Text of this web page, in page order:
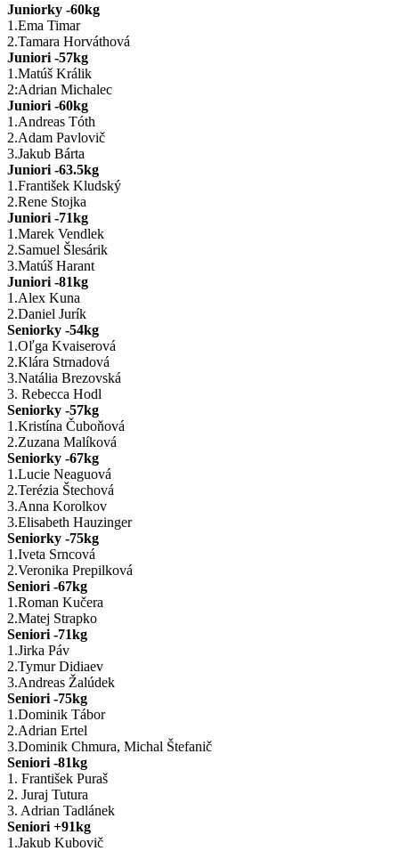
Juniorky -60kg
1.Ema Timar
2.Tamara Horváthová
Juniori -57kg
1.Matúš Králik
2:Adrian Michalec
Juniori -60kg
1.Andreas Tóth
2.Adam Pavlovič
3.Jakub Bárta
Juniori -63.5kg
1.František Kludský
2.Rene Stojka
Juniori -71kg
1.Marek Vendlek
2.Samuel Šlesárik
3.Matúš Harant
Juniori -81kg
1.Alex Kuna
2.Daniel Jurík
Seniorky -54kg
1.Oľga Kvaiserová
2.Klára Strnadová
3.Natália Brezovská
3. Rebecca Hodl
Seniorky -57kg
1.Kristína Čuboňová
2.Zuzana Malíková
Seniorky -67kg
1.Lucie Neaguová
2.Terézia Štechová
3.Anna Korolkov
3.Elisabeth Hauzinger
Seniorky -75kg
1.Iveta Srncová
2.Veronika Prepilková
Seniori -67kg
1.Roman Kučera
2.Matej Strapko
Seniori -71kg
1.Jirka Páv
2.Tymur Didiaev
3.Andreas Žalúdek
Seniori -75kg
1.Dominik Tábor
2.Adrian Ertel
3.Dominik Chmura, Michal Štefanič
Seniori -81kg
1. František Puraš
2. Juraj Tutura
3. Adrian Tadlánek
Seniori +91kg
1.Jakub Kubovič